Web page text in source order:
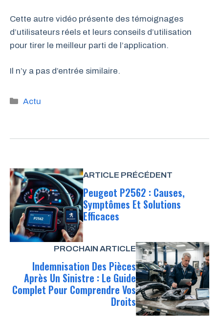
Cette autre vidéo présente des témoignages
d’utilisateurs réels et leurs conseils d’utilisation
pour tirer le meilleur parti de l’application.
Il n’y a pas d’entrée similaire.
Catégories
Actu
ARTICLE PRÉCÉDENT
Peugeot P2562 : Causes,
Symptômes Et Solutions
Efficaces
PROCHAIN ARTICLE
Indemnisation Des Pièces
Après Un Sinistre : Le Guide
Complet Pour Comprendre Vos
Droits